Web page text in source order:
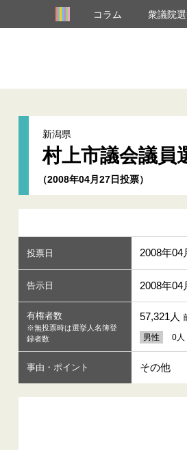
コラム 衆議院
新潟県
村上市議会議員
（2008年04月27日投票）
投票日 2008年04
告示日 2008年04
有権者数
※無投票時は選挙人名簿登
録者数
57,321人
男性 0人
事由・ポイント その他